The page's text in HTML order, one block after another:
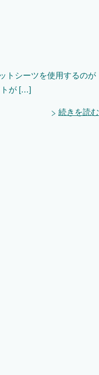
トシーツを使用するのが
トが […]
続きを読む